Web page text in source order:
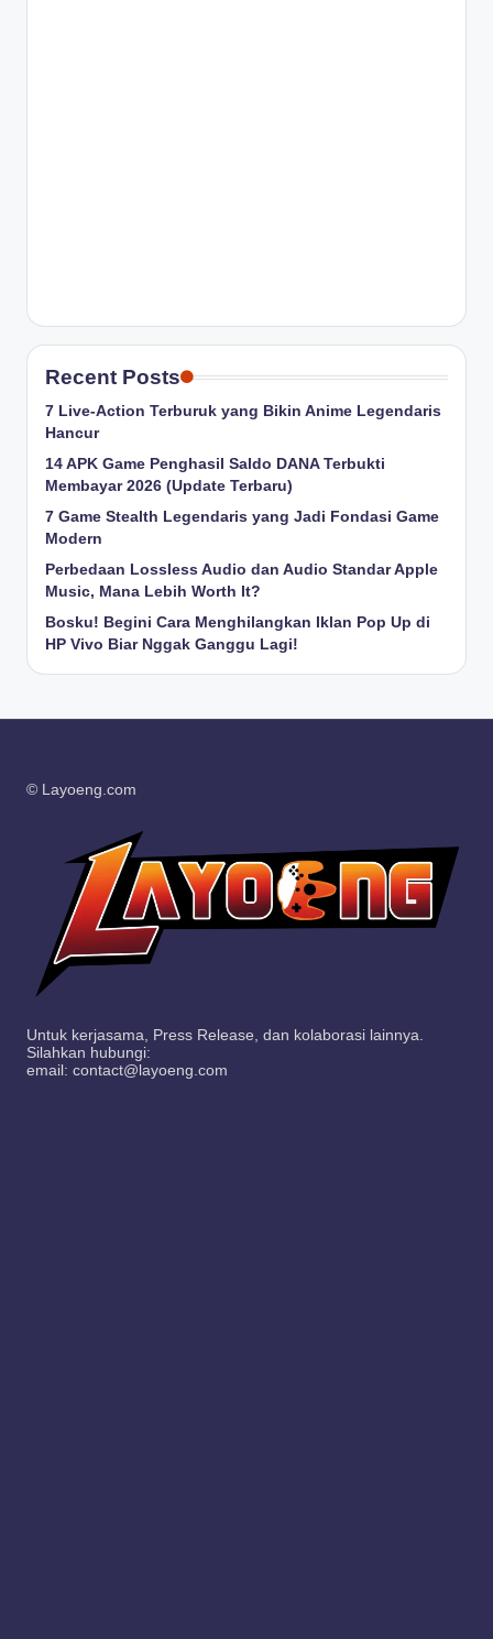
Recent Posts
7 Live-Action Terburuk yang Bikin Anime Legendaris
Hancur
14 APK Game Penghasil Saldo DANA Terbukti
Membayar 2026 (Update Terbaru)
7 Game Stealth Legendaris yang Jadi Fondasi Game
Modern
Perbedaan Lossless Audio dan Audio Standar Apple
Music, Mana Lebih Worth It?
Bosku! Begini Cara Menghilangkan Iklan Pop Up di
HP Vivo Biar Nggak Ganggu Lagi!
© Layoeng.com
Untuk kerjasama, Press Release, dan kolaborasi lainnya.
Silahkan hubungi:
email: contact@layoeng.com